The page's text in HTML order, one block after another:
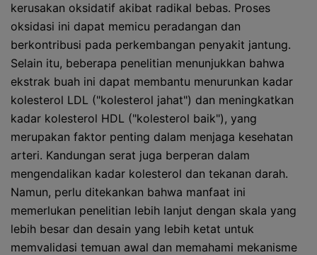
kerusakan oksidatif akibat radikal bebas. Proses
oksidasi ini dapat memicu peradangan dan
berkontribusi pada perkembangan penyakit jantung.
Selain itu, beberapa penelitian menunjukkan bahwa
ekstrak buah ini dapat membantu menurunkan kadar
kolesterol LDL ("kolesterol jahat") dan meningkatkan
kadar kolesterol HDL ("kolesterol baik"), yang
merupakan faktor penting dalam menjaga kesehatan
arteri. Kandungan serat juga berperan dalam
mengendalikan kadar kolesterol dan tekanan darah.
Namun, perlu ditekankan bahwa manfaat ini
memerlukan penelitian lebih lanjut dengan skala yang
lebih besar dan desain yang lebih ketat untuk
memvalidasi temuan awal dan memahami mekanisme